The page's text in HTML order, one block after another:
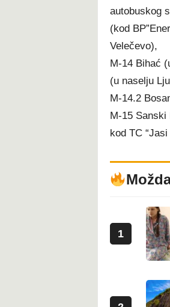
autobuskog
(kod
Velečevo),
M-14 Bihać
(u naselju
M-14.2
M-15 Sanski
kod TC
1